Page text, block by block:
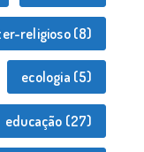
religioso(8)
ecologia (5)
educação (27)